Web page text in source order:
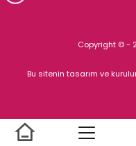
Copyright © -
Bu sitenin tasarım ve